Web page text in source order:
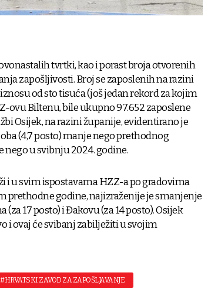
tvrtki, kao i porast broja otvorenih
zapošljivosti. Broj se zaposlenih na razini
od sto tisuća (još jedan rekord za kojim
ovu Biltenu, bile ukupno 97.652 zaposlene
Osijek, na razini županije, evidentirano je
(4,7 posto) manje nego prethodnog
nego u svibnju 2024. godine.
i u svim ispostavama HZZ-a po gradovima
prethodne godine, najizraženije je smanjenje
17 posto) i Đakovu (za 14 posto). Osijek
i ovaj će svibanj zabilježiti u svojim
#HRVATSKI ZAVOD ZA ZAPOŠLJAVANJE